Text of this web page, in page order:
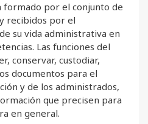
formado por el conjunto de
recibidos por el
su vida administrativa en
Las funciones del
conservar, custodiar,
documentos para el
y de los administrados,
que precisen para
en general.